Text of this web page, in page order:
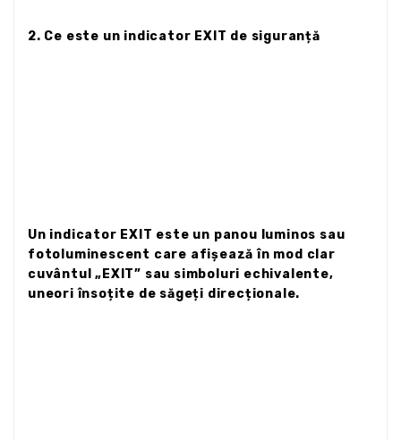
2. Ce este un indicator EXIT de siguranță
Un indicator EXIT este un panou luminos sau
fotoluminescent care afișează în mod clar
cuvântul „EXIT” sau simboluri echivalente,
uneori însoțite de săgeți direcționale.